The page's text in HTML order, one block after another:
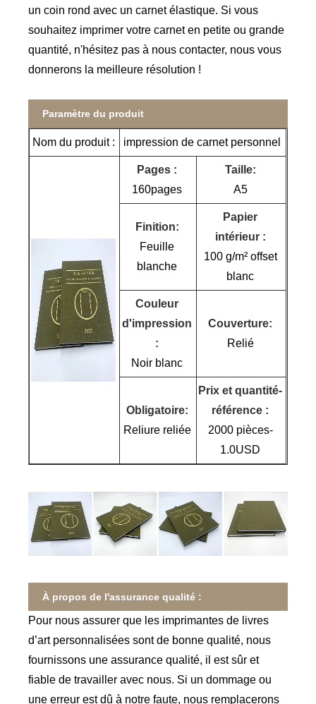
un coin rond avec un carnet élastique. Si vous
souhaitez imprimer votre carnet en petite ou grande
quantité, n'hésitez pas à nous contacter, nous vous
donnerons la meilleure résolution !
Paramètre du produit
Nom du produit : impression de carnet personnel
Pages :
160pages
Taille:
A5
Finition:
Feuille
blanche
Papier
intérieur :
100 g/m² offset
blanc
Couleur
d'impression
:
Noir blanc
Couverture:
Relié
Obligatoire:
Reliure reliée
Prix ​​et quantité-
référence :
2000 pièces-
1.0USD
À propos de l'assurance qualité :
Pour nous assurer que les imprimantes de livres
d’art personnalisées sont de bonne qualité, nous
fournissons une assurance qualité, il est sûr et
fiable de travailler avec nous. Si un dommage ou
une erreur est dû à notre faute, nous remplacerons